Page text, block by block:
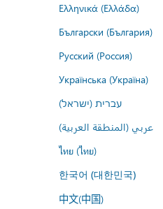
Ελληνικά (Ελλάδα)
Български (България)
Русский (Россия)
Українська (Україна)
עברית (ישראל)
عربي (المنطقة العربية)
ไทย (ไทย)
한국어 (대한민국)
中文(中国)